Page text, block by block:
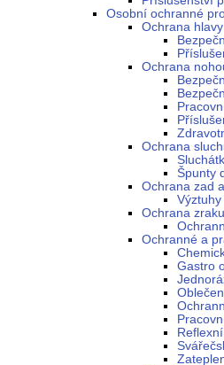
Osobní ochranné
Ochrana hlavy
Ochrana
Ochrana
Špunty
Ochrana zad
Ochrana zraku
Ochranné a
Gastro